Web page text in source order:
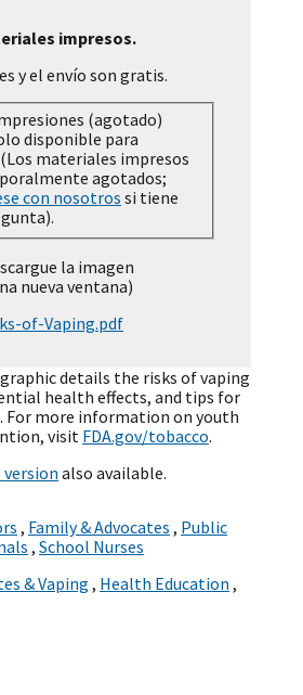
impresos.
y el envío son gratis.
(agotado)
disponible para
materiales impresos
agotados;
con nosotros
la imagen
nueva ventana)
of-Vaping.pdf
details the risks of vaping
health effects, and tips for
For more information on youth
visit FDA.gov/tobacco.
version also available.
, Family & Advocates , Public
, School Nurses
& Vaping , Health Education ,